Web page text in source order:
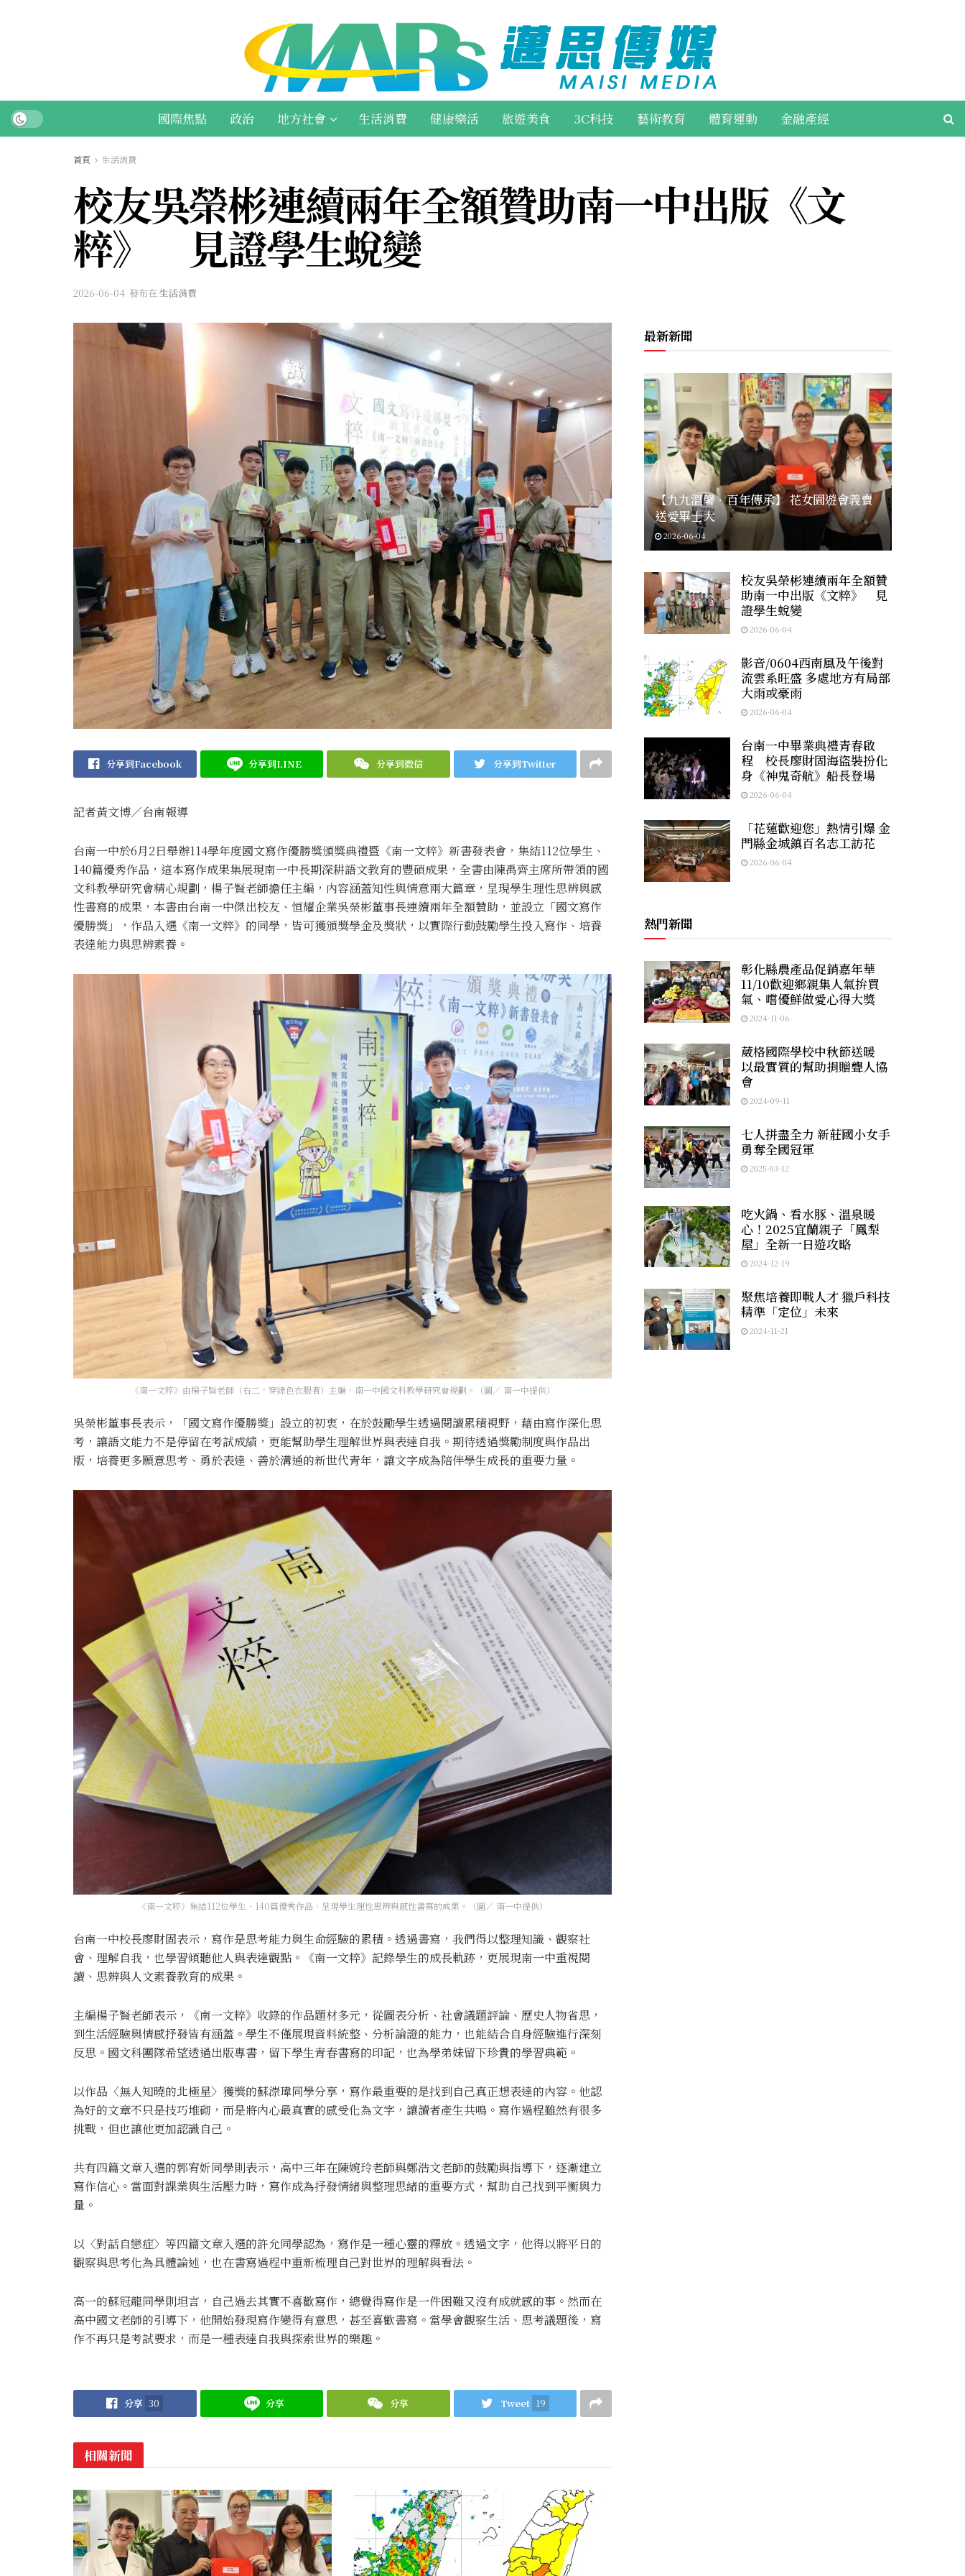
國際焦點 政治 地方社會 生活消費 健康樂活 旅遊美食 3C科技 藝術教育 體育運動 金融產經
首頁 生活消費
校友吳榮彬連續兩年全額贊助南一中出版《文
粹》 見證學生蛻變
2026-06-04 發布在生活消費
分享到Facebook 分享到LINE 分享到微信 分享到Twitter
記者黃文博／台南報導
台南一中於6月2日舉辦114學年度國文寫作優勝獎頒獎典禮暨《南一文粹》新書發表會，集結112位學生、
140篇優秀作品，這本寫作成果集展現南一中長期深耕語文教育的豐碩成果，全書由陳禹齊主席所帶領的國
文科教學研究會精心規劃，楊子賢老師擔任主編，內容涵蓋知性與情意兩大篇章，呈現學生理性思辨與感
性書寫的成果，本書由台南一中傑出校友、恒耀企業吳榮彬董事長連續兩年全額贊助，並設立「國文寫作
優勝獎」，作品入選《南一文粹》的同學，皆可獲頒獎學金及獎狀，以實際行動鼓勵學生投入寫作、培養
表達能力與思辨素養。
《南一文粹》由楊子賢老師（右二，穿綠色衣服者）主編，南一中國文科教學研究會規劃。（圖／ 南一中提供）
吳榮彬董事長表示，「國文寫作優勝獎」設立的初衷，在於鼓勵學生透過閱讀累積視野，藉由寫作深化思
考，讓語文能力不是停留在考試成績，更能幫助學生理解世界與表達自我。期待透過獎勵制度與作品出
版，培養更多願意思考、勇於表達、善於溝通的新世代青年，讓文字成為陪伴學生成長的重要力量。
《南一文粹》集結112位學生、140篇優秀作品，呈現學生理性思辨與感性書寫的成果。（圖／ 南一中提供）
台南一中校長廖財固表示，寫作是思考能力與生命經驗的累積。透過書寫，我們得以整理知識、觀察社
會、理解自我，也學習傾聽他人與表達觀點。《南一文粹》記錄學生的成長軌跡，更展現南一中重視閱
讀、思辨與人文素養教育的成果。
主編楊子賢老師表示，《南一文粹》收錄的作品題材多元，從圖表分析、社會議題評論、歷史人物省思，
到生活經驗與情感抒發皆有涵蓋。學生不僅展現資料統整、分析論證的能力，也能結合自身經驗進行深刻
反思。國文科團隊希望透過出版專書，留下學生青春書寫的印記，也為學弟妹留下珍貴的學習典範。
以作品〈無人知曉的北極星〉獲獎的蘇漴瑋同學分享，寫作最重要的是找到自己真正想表達的內容。他認
為好的文章不只是技巧堆砌，而是將內心最真實的感受化為文字，讓讀者產生共鳴。寫作過程雖然有很多
挑戰，但也讓他更加認識自己。
共有四篇文章入選的郭宥妡同學則表示，高中三年在陳婉玲老師與鄭浩文老師的鼓勵與指導下，逐漸建立
寫作信心。當面對課業與生活壓力時，寫作成為抒發情緒與整理思緒的重要方式，幫助自己找到平衡與力
量。
以〈對話自戀症〉等四篇文章入選的許允同學認為，寫作是一種心靈的釋放。透過文字，他得以將平日的
觀察與思考化為具體論述，也在書寫過程中重新梳理自己對世界的理解與看法。
高一的蘇冠龍同學則坦言，自己過去其實不喜歡寫作，總覺得寫作是一件困難又沒有成就感的事。然而在
高中國文老師的引導下，他開始發現寫作變得有意思，甚至喜歡書寫。當學會觀察生活、思考議題後，寫
作不再只是考試要求，而是一種表達自我與探索世界的樂趣。
分享 30 分享 分享 Tweet 19
相關新聞
最新新聞
【九九溫馨．百年傳承】 花女園遊會義賣
送愛畢士大
2026-06-04
校友吳榮彬連續兩年全額贊
助南一中出版《文粹》 見
證學生蛻變
2026-06-04
影音/0604西南風及午後對
流雲系旺盛 多處地方有局部
大雨或豪雨
2026-06-04
台南一中畢業典禮青春啟
程 校長廖財固海盜裝扮化
身《神鬼奇航》船長登場
2026-06-04
「花蓮歡迎您」熱情引爆 金
門縣金城鎮百名志工訪花
2026-06-04
熱門新聞
彰化縣農產品促銷嘉年華
11/10歡迎鄉親集人氣拚買
氣、嚐優鮮做愛心得大獎
2024-11-06
葳格國際學校中秋節送暖
以最實質的幫助捐贈聾人協
會
2024-09-11
七人拼盡全力 新莊國小女手
勇奪全國冠軍
2025-03-12
吃火鍋、看水豚、溫泉暖
心！2025宜蘭親子「鳳梨
屋」全新一日遊攻略
2024-12-19
聚焦培養即戰人才 獵戶科技
精準「定位」未來
2024-11-21